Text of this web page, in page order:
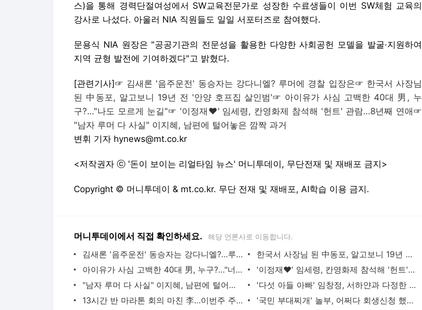
스)을 통해 경력단절여성에서 SW교육전문가로 성장한 수료생들이 이번 SW체험 교육의
강사로 나섰다. 아울러 NIA 직원들도 일일 서포터즈로 참여했다.
문용식 NIA 원장은 "공공기관의 전문성을 활용한 다양한 사회공헌 모델을 발굴·지원하여
지역 균형 발전에 기여하겠다"고 밝혔다.
[관련기사]☞ 김새론 '음주운전' 동승자는 강다니엘? 루머에 경찰 입장은☞ 한국서 사장님
된 中동포, 알고보니 19년 전 '안양 호프집 살인범'☞ 아이유가 사심 고백한 40대 男, 누
구?…"나도 모르게 눈길"☞ '이정재♥' 임세령, 칸영화제 참석해 '헌트' 관람…8년째 연애 ☞
"남자 루머 다 사실" 이지혜, 남편에 털어놓은 깜짝 과거
변휘 기자 hynews@mt.co.kr
<저작권자 ⓒ '돈이 보이는 리얼타임 뉴스' 머니투데이, 무단전재 및 재배포 금지>
Copyright © 머니투데이 & mt.co.kr. 무단 전재 및 재배포, AI학습 이용 금지.
머니투데이에서 직접 확인하세요. 해당 언론사로 이동합니다.
김새론 '음주운전' 동승자는 강다니엘?…루머에 경찰 입장은 - 머니투데이
한국서 사장님 된 中동포, 알고보니 19년 전 '안양 호프집 살인범' - 머니투데이
아이유가 사심 고백한 40대 男, 누구?…"너무 멋있어 자꾸 봤다" - 머니투데이
'이정재♥' 임세령, 칸영화제 참석해 '헌트' 관람…8년째 연애 - 머니투데이
"남자 루머 다 사실" 이지혜, 남편에 털어놓은 깜짝 과거…뭐길래 - 머니투데이
'다섯 아들 아빠' 임창정, 서하얀과 다정한 일상 - 머니투데이
13시간 반 마라톤 회의 마친 李…이번주 주택 공급책 발표하나 - 머니투데이
'국민 부대찌개' 놀부, 어쩌다 회생신청 했나…브랜드 33개로 늘더니 "다 실패" - 머니투데이